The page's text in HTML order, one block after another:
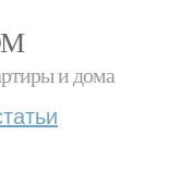
и дома